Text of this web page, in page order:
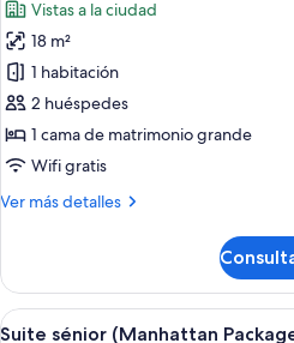
sofá
cama
matrimonio
grande
con
sofá
cama
las
fotos
de
Deluxe
Superior
Room
Views,
bed
Vistas a la ciudad
18 m²
1 habitación
2 huéspedes
1 cama de matrimonio grande
Wifi gratis
Ver más detalles
Más
Superior
Room
with
Abrir
4
Suite sénior (Manhattan